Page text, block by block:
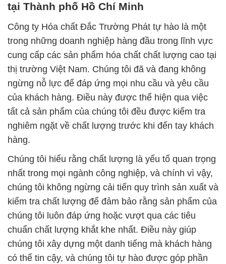
tại Thành phố Hồ Chí Minh
Công ty Hóa chất Đắc Trường Phát tự hào là một
trong những doanh nghiệp hàng đầu trong lĩnh vực
cung cấp các sản phẩm hóa chất chất lượng cao tại
thị trường Việt Nam. Chúng tôi đã và đang không
ngừng nỗ lực để đáp ứng mọi nhu cầu và yêu cầu
của khách hàng. Điều này được thể hiện qua việc
tất cả sản phẩm của chúng tôi đều được kiểm tra
nghiêm ngặt về chất lượng trước khi đến tay khách
hàng.
Chúng tôi hiểu rằng chất lượng là yếu tố quan trọng
nhất trong mọi ngành công nghiệp, và chính vì vậy,
chúng tôi không ngừng cải tiến quy trình sản xuất và
kiểm tra chất lượng để đảm bảo rằng sản phẩm của
chúng tôi luôn đáp ứng hoặc vượt qua các tiêu
chuẩn chất lượng khắt khe nhất. Điều này giúp
chúng tôi xây dựng một danh tiếng mà khách hàng
có thể tin cậy, và chúng tôi tự hào được góp phần